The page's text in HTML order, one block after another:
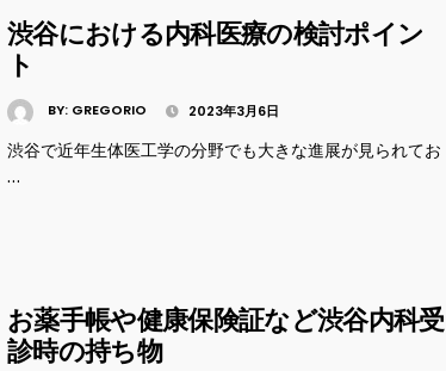
渋谷における内科医療の検討ポイン
ト
BY: GREGORIO 2023年3月6日
渋谷で近年生体医工学の分野でも大きな進展が見られてお
…
お薬手帳や健康保険証など渋谷内科受
診時の持ち物